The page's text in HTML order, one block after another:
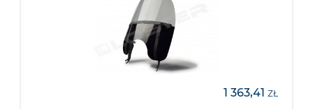
1 363,41 ZŁ